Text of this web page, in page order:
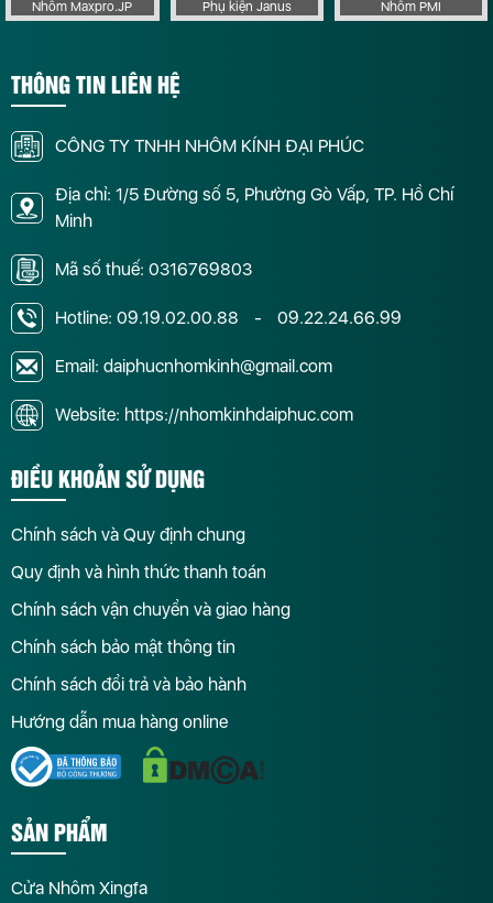
Nhôm Maxpro.JP Phụ kiện Janus Nhôm PMI
THÔNG TIN LIÊN HỆ
CÔNG TY TNHH NHÔM KÍNH ĐẠI PHÚC
Địa chỉ: 1/5 Đường số 5, Phường Gò Vấp, TP. Hồ Chí
Minh
Mã số thuế: 0316769803
Hotline: 09.19.02.00.88 - 09.22.24.66.99
Email: daiphucnhomkinh@gmail.com
Website: https://nhomkinhdaiphuc.com
ĐIỀU KHOẢN SỬ DỤNG
Chính sách và Quy định chung
Quy định và hình thức thanh toán
Chính sách vận chuyển và giao hàng
Chính sách bảo mật thông tin
Chính sách đổi trả và bảo hành
Hướng dẫn mua hàng online
SẢN PHẨM
Cửa Nhôm Xingfa